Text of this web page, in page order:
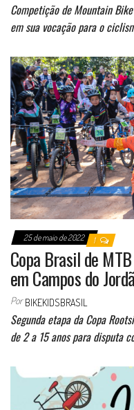
Competição de Mountain
em sua vocação para o
25 de maio de 2022 1
Copa Brasil de
em Campos do
Por BIKEKIDSBRASIL
Segunda etapa da Copa
de 2 a 15 anos para disputa